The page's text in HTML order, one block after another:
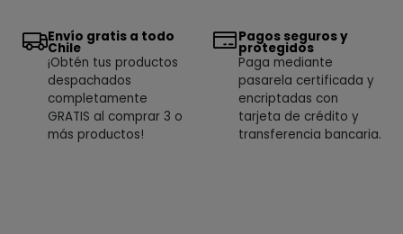
Envío gratis a todo
Chile
¡Obtén tus productos
despachados
completamente
GRATIS al comprar 3 o
más productos!
Pagos seguros y
protegidos
Paga mediante
pasarela certificada y
encriptadas con
tarjeta de crédito y
transferencia bancaria.